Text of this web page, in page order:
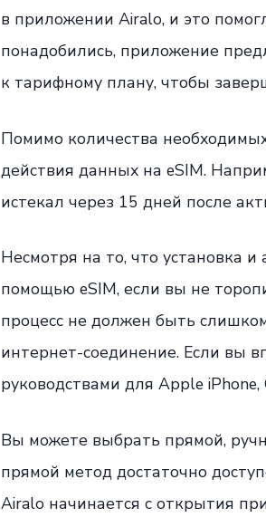
в приложении Airalo, и это
понадобились, приложение
к тарифному плану, чтобы
Помимо количества
действия данных на eSIM.
истекал через 15 дней после
Несмотря на то, что установка
помощью eSIM, если вы не
процесс не должен быть
интернет-соединение. Если вы
руководствами для Apple iPhone,
Вы можете выбрать прямой,
прямой метод достаточно
Airalo начинается с открытия